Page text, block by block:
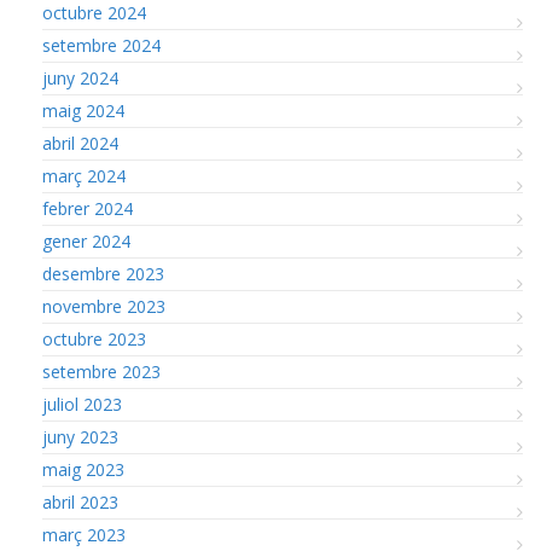
octubre 2024
setembre 2024
juny 2024
maig 2024
abril 2024
març 2024
febrer 2024
gener 2024
desembre 2023
novembre 2023
octubre 2023
setembre 2023
juliol 2023
juny 2023
maig 2023
abril 2023
març 2023